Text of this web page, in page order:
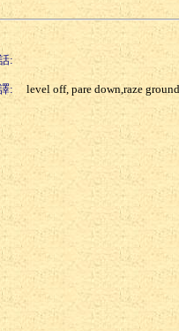
:
: level off, pare down,raze ground